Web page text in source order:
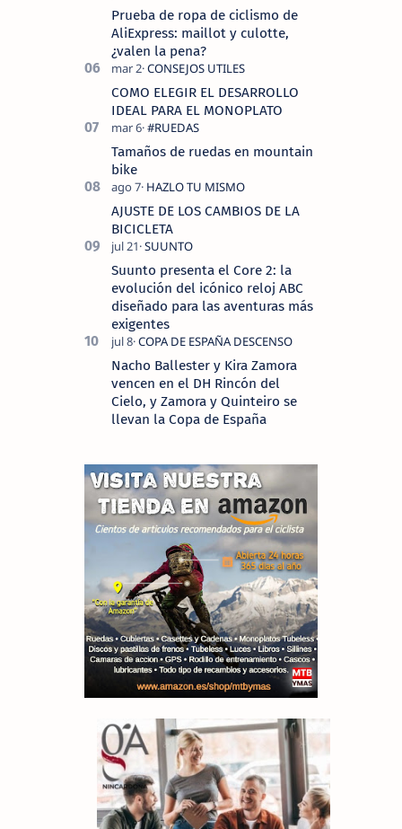
Prueba de ropa de ciclismo de
AliExpress: maillot y culotte,
¿valen la pena?
COMO ELEGIR EL DESARROLLO
IDEAL PARA EL MONOPLATO
Tamaños de ruedas en mountain
bike
AJUSTE DE LOS CAMBIOS DE LA
BICICLETA
Suunto presenta el Core 2: la
evolución del icónico reloj ABC
diseñado para las aventuras más
exigentes
Nacho Ballester y Kira Zamora
vencen en el DH Rincón del
Cielo, y Zamora y Quinteiro se
llevan la Copa de España